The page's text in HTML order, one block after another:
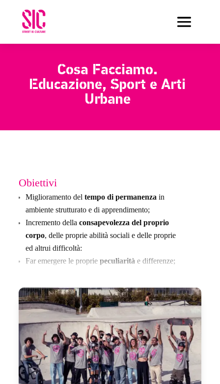
Cosa Facciamo.
Educazione, Sport e Arti
Urbane
Obiettivi
Miglioramento deltempo di permanenza in
ambiente strutturato e di apprendimento;
Incremento dellaconsapevolezza del proprio
corpo, delle proprie abilità sociali e delle proprie
ed altrui difficoltà:
Far emergere le propriepeculiarità e differenze;
squadra, impegno personale nel perseguimento di
obiettivi comuni;
Acquisizione di unatteggiamento consapevole e
correttodegli spazi sociali attraverso le attività
sportive ed artistiche;
Riflessionie rielaborazione critica dei valori
veicolati dalle discipline sportive e artistiche.